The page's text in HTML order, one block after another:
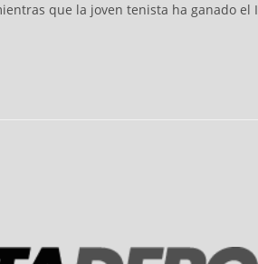
que la joven tenista ha ganado